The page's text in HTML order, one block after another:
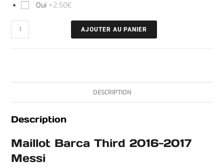
Oui +2.50€
AJOUTER AU PANIER
DESCRIPTION
Description
Maillot Barca Third 2016-2017
Messi